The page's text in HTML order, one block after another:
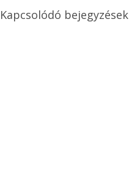
Kapcsolódó bejegyzések